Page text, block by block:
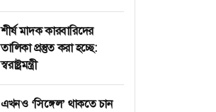
শীর্ষ মাদক কারবারিদের
তালিকা প্রস্তুত করা হচ্ছে:
স্বরাষ্ট্রমন্ত্রী
এখনও ‘সিঙ্গেল’ থাকতে চান